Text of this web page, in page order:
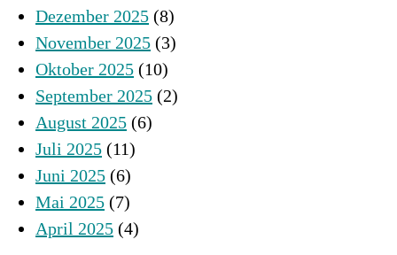
Dezember 2025 (8)
November 2025 (3)
Oktober 2025 (10)
September 2025 (2)
August 2025 (6)
Juli 2025 (11)
Juni 2025 (6)
Mai 2025 (7)
April 2025 (4)